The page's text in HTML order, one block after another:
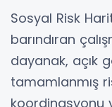
Sosyal Risk
barındıran
dayanak, açık
tamamlanmış
koordinasyonu